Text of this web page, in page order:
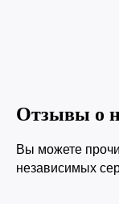
Отзывы о
Вы можете
независимых